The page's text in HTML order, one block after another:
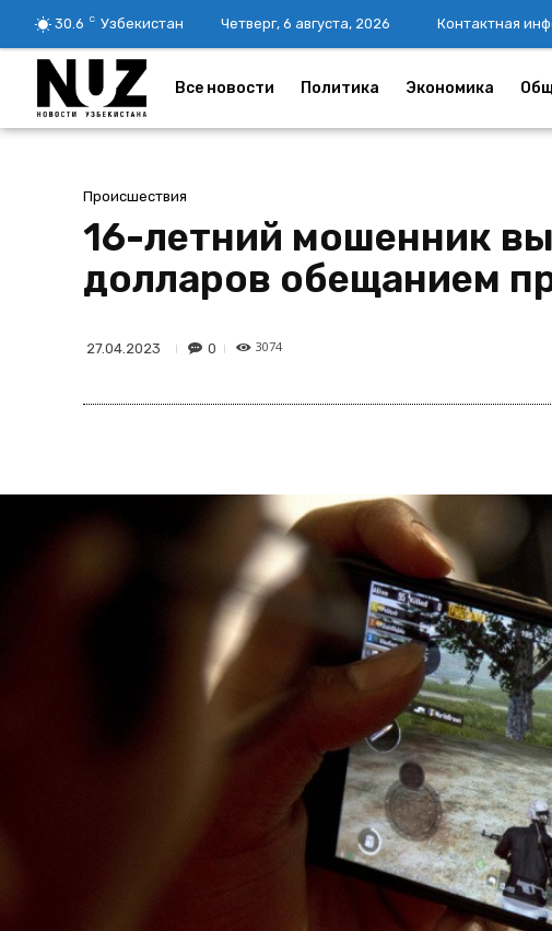
30.6 C Узбекистан Четверг, 6 августа, 2026 Контактная
Все новости Политика Экономика
Происшествия
16-летний мошенник
долларов обещанием
27.04.2023 0 3074